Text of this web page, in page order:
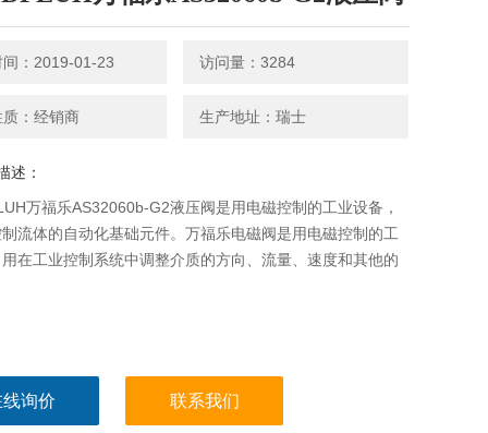
间：2019-01-23 访问量：3284
：经销商 生产地址：瑞士
述：
万福乐AS32060b-G2液压阀是用电磁控制的工业设备，
流体的自动化基础元件。万福乐电磁阀是用电磁控制的工
在工业控制系统中调整介质的方向、流量、速度和其他的
询价 联系我们